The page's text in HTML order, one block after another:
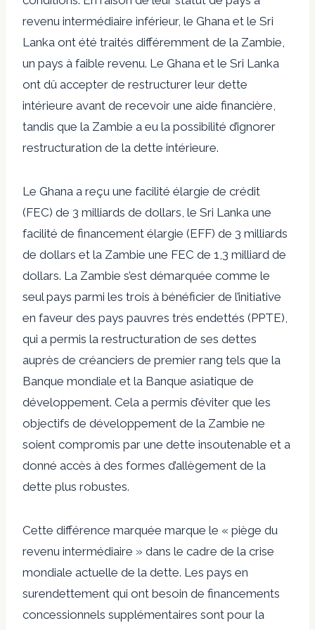
revenu intermédiaire inférieur, le Ghana et le Sri
Lanka ont été traités différemment de la Zambie,
un pays à faible revenu. Le Ghana et le Sri Lanka
ont dû accepter de restructurer leur dette
intérieure avant de recevoir une aide financière,
tandis que la Zambie a eu la possibilité d’ignorer
restructuration de la dette intérieure.
Le Ghana a reçu une facilité élargie de crédit
(FEC) de 3 milliards de dollars, le Sri Lanka une
facilité de financement élargie (EFF) de 3 milliards
de dollars et la Zambie une FEC de 1,3 milliard de
dollars. La Zambie s’est démarquée comme le
seul pays parmi les trois à bénéficier de l’initiative
en faveur des pays pauvres très endettés (PPTE),
qui a permis la restructuration de ses dettes
auprès de créanciers de premier rang tels que la
Banque mondiale et la Banque asiatique de
développement. Cela a permis d’éviter que les
objectifs de développement de la Zambie ne
soient compromis par une dette insoutenable et a
donné accès à des formes d’allègement de la
dette plus robustes.
Cette différence marquée marque le « piège du
revenu intermédiaire » dans le cadre de la crise
mondiale actuelle de la dette. Les pays en
surendettement qui ont besoin de financements
concessionnels supplémentaires sont pour la